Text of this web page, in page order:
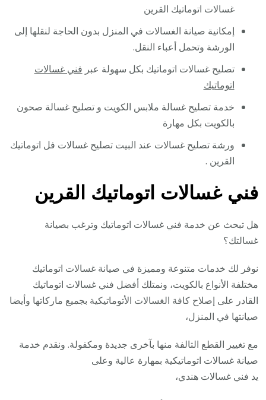
غسالات اتوماتيك القرين
إمكانية صيانة الغسالات في المنزل بدون الحاجة لنقلها إلى
الورشة وتحمل أعباء النقل.
تصليح غسالات اتوماتيك بكل سهولة عبر فني غسالات
اتوماتيك
خدمة تصليح غسالة ملابس الكويت و تصليح غسالة صحون
بالكويت بكل مهارة
ورشة تصليح غسالات عند البيت تصليح غسالات فل اتوماتيك
القرين .
فني غسالات اتوماتيك القرين
هل تبحث عن خدمة فني غسالات اتوماتيك وترغب بصيانة
غسالتك؟
نوفر لك خدمات متنوعة ومميزة في صيانة غسالات اتوماتيك
مختلفة الأنواع بالكويت، ونمتلك أفضل فني غسالات اتوماتيك
القادر على إصلاح كافة الغسالات الأتوماتيكية بجميع ماركاتها وأيضا
صيانتها في المنزل،
مع تغيير القطع التالفة منها بآخرى جديدة ومكفولة. ونقدم خدمة
صيانة غسالات اتوماتيكية بمهارة عالية وعلى
يد فني غسالات هندي،